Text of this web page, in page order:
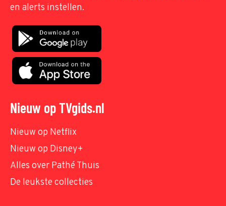
en alerts instellen.
Nieuw op TVgids.nl
Nieuw op Netflix
Nieuw op Disney+
Alles over Pathé Thuis
De leukste collecties